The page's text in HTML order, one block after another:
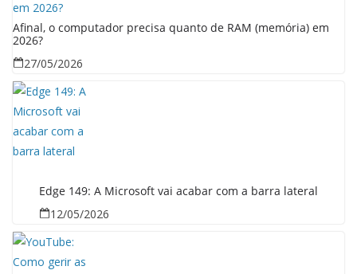
Afinal, o computador precisa quanto de RAM (memória) em
2026?
27/05/2026
Edge 149: A Microsoft vai acabar com a barra lateral
12/05/2026